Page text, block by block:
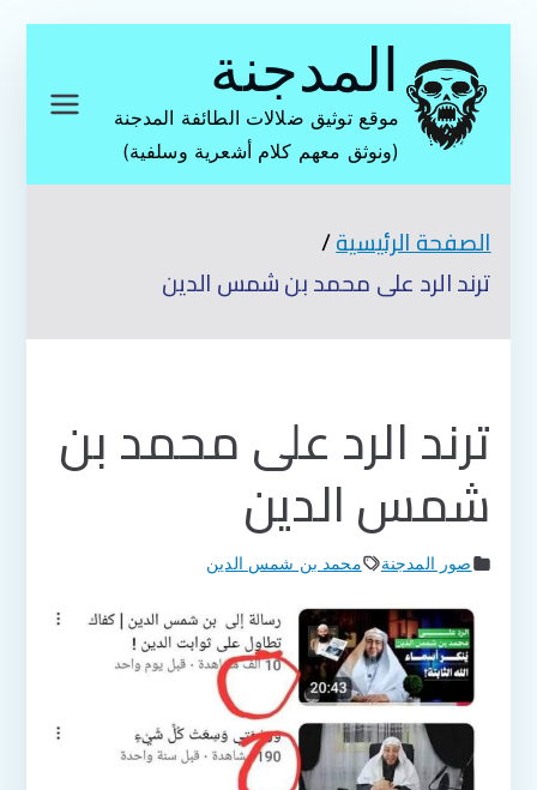
المحتوى
المدجنة
موقع توثيق ضلالات الطائفة المدجنة
(ونوثق معهم كلام أشعرية وسلفية)
الصفحة الرئيسية
ترند الرد على محمد بن شمس الدين
ترند الرد على محمد بن
شمس الدين
صور المدجنة محمد بن شمس الدين